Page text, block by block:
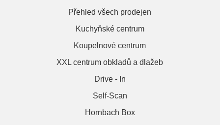
Přehled všech prodejen
Kuchyňské centrum
Koupelnové centrum
XXL centrum obkladů a dlažeb
Drive - In
Self-Scan
Hornbach Box